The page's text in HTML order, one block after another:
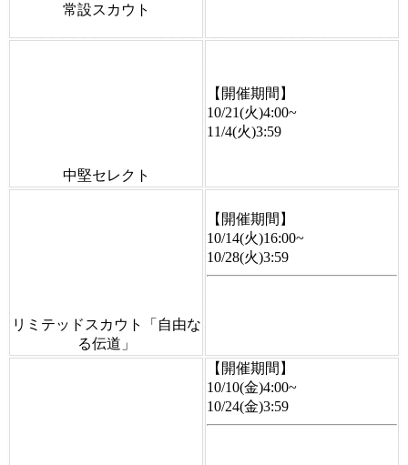
常設スカウト
中堅セレクト
【開催期間】
10/21(火)4:00~
11/4(火)3:59
リミテッドスカウト「自由な
る伝道」
【開催期間】
10/14(火)16:00~
10/28(火)3:59
【開催期間】
10/10(金)4:00~
10/24(金)3:59